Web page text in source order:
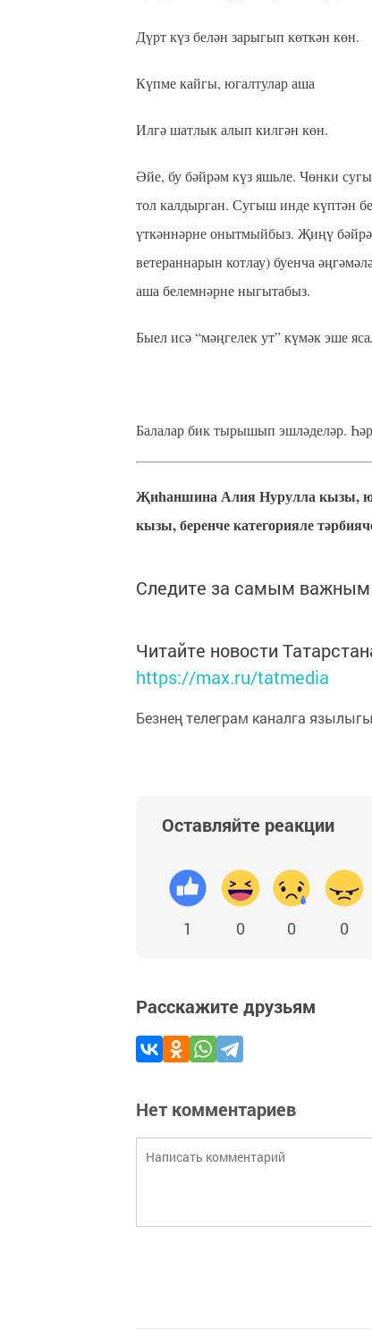
Дүрт күз белән зарыгып көткән көн.
Күпме кайгы, югалтулар аша
Илгә шатлык алып килгән көн.
Әйе, бу бәйрәм күз яшьле. Чөнки
тол калдырган. Сугыш инде күптән
үткәннәрне онытмыйбыз. Җиңү
ветераннарын котлау) буенча
аша белемнәрне ныгытабыз.
Быел исә “мәңгелек ут” күмәк эше
Балалар бик тырышып эшләделәр.
Җиһаншина Алия Нурулла кызы,
кызы, беренче категорияле
Следите за самым
Читайте новости
https://max.ru/tatmedia
Безнең телеграм каналга
Оставляйте реакции
1 0 0 0
Расскажите друзьям
Нет комментариев